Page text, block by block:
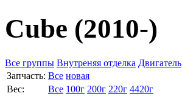
Cube (2010-)
Все группы Внутреняя отделка Двигатель
Запчасть: Все новая
Вес:
Все 100г 200г 220г 4420г